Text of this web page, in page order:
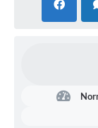
Contas Públicas